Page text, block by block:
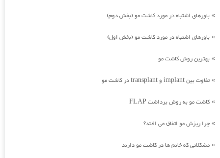
» باورهای اشتباه در مورد کاشت مو (بخش دوم)
» باورهای اشتباه در مورد کاشت مو (بخش اول)
» بهترین روش کاشت مو
» تفاوت بین implant و transplant در کاشت مو
» کاشت مو به روش برداشت FLAP
» چرا ریزش مو اتفاق می افتد؟
» مشکلاتی که خانم ها در کاشت مو دارند